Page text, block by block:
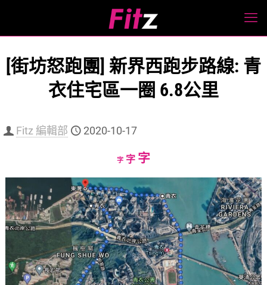
[街坊怒跑團] 新界西跑步路線: 青
衣住宅區一圈 6.8公里
Fitz 編輯部 2020-10-17
字Decrease
size.
字Reset
size.
字Increase
size.